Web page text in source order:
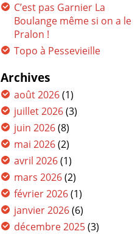
C’est pas Garnier La
Boulange même si on a le
Pralon !
Topo à Pessevieille
Archives
août 2026(1)
juillet 2026(3)
juin 2026(8)
mai 2026(2)
avril 2026(1)
mars 2026(2)
février 2026(1)
janvier 2026(6)
décembre 2025(3)